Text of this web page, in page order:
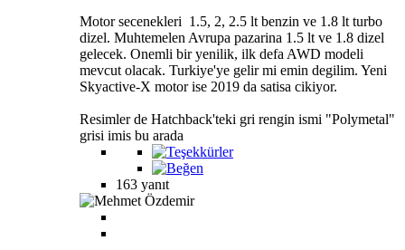
Motor secenekleri 1.5, 2, 2.5 lt benzin ve 1.8 lt turbo
dizel. Muhtemelen Avrupa pazarina 1.5 lt ve 1.8 dizel
gelecek. Onemli bir yenilik, ilk defa AWD modeli
mevcut olacak. Turkiye'ye gelir mi emin degilim. Yeni
Skyactive-X motor ise 2019 da satisa cikiyor.
Resimler de Hatchback'teki gri rengin ismi "Polymetal"
grisi imis bu arada
163 yanıt